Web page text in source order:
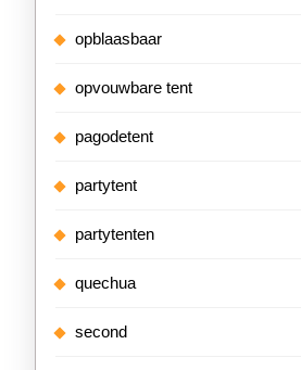
opblaasbaar
opvouwbare tent
pagodetent
partytent
partytenten
quechua
second